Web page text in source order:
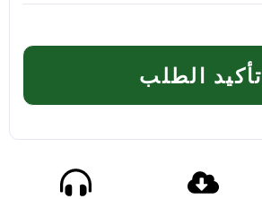
تأكيد الطلب